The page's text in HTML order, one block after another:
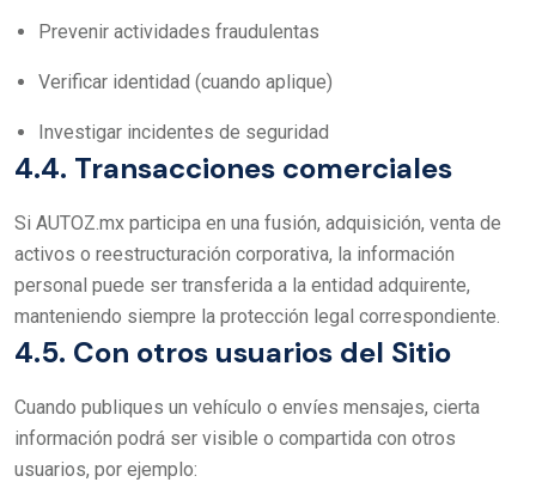
Prevenir actividades fraudulentas
Verificar identidad (cuando aplique)
Investigar incidentes de seguridad
4.4. Transacciones comerciales
Si AUTOZ.mx participa en una fusión, adquisición, venta de
activos o reestructuración corporativa, la información
personal puede ser transferida a la entidad adquirente,
manteniendo siempre la protección legal correspondiente.
4.5. Con otros usuarios del Sitio
Cuando publiques un vehículo o envíes mensajes, cierta
información podrá ser visible o compartida con otros
usuarios, por ejemplo: